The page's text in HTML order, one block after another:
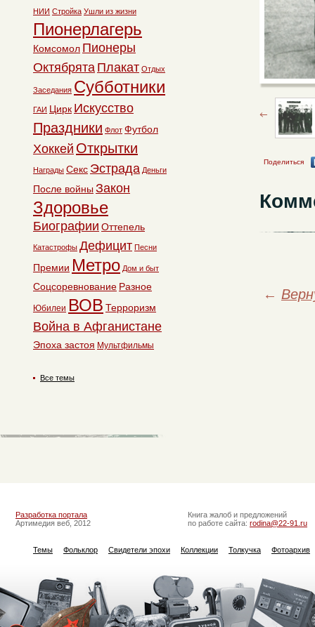
Поделиться
←
НИИ Стройка Ушли из жизни
Пионерлагерь
Комсомол Пионеры
Октябрята Плакат Отдых
Заседания Субботники
ГАИ Цирк Искусство
Праздники Флот Футбол
Хоккей Открытки
Награды Секс Эстрада Деньги
После войны Закон
Здоровье
Биографии Оттепель
Катастрофы Дефицит Песни
Премии Метро Дом и быт
Соцсоревнование Разное
Юбилеи ВОВ Терроризм
Война в Афганистане
Эпоха застоя Мультфильмы
Все темы
Разработка портала
Артимедия веб, 2012
Книга жалоб и предложений
по работе сайта: rodina@22-91.ru
Темы Фольклор Свидетели эпохи Коллекции Толкучка Фотоархив